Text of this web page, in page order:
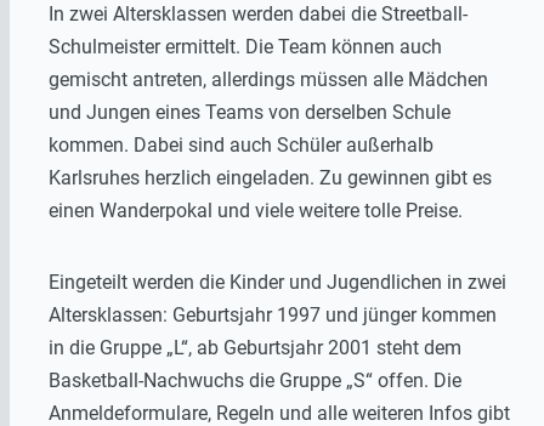
In zwei Altersklassen werden dabei die Streetball-
Schulmeister ermittelt. Die Team können auch
gemischt antreten, allerdings müssen alle Mädchen
und Jungen eines Teams von derselben Schule
kommen. Dabei sind auch Schüler außerhalb
Karlsruhes herzlich eingeladen. Zu gewinnen gibt es
einen Wanderpokal und viele weitere tolle Preise.
Eingeteilt werden die Kinder und Jugendlichen in zwei
Altersklassen: Geburtsjahr 1997 und jünger kommen
in die Gruppe „L“, ab Geburtsjahr 2001 steht dem
Basketball-Nachwuchs die Gruppe „S“ offen. Die
Anmeldeformulare, Regeln und alle weiteren Infos gibt